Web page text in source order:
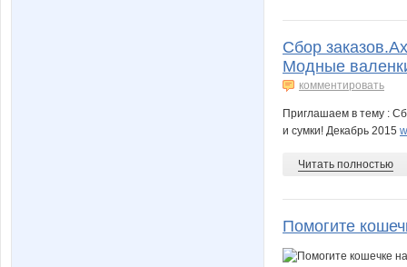
Сбор
Модные
комментировать
Приглашаем в тему :
и сумки! Декабрь 2015
Читать полностью
Помогите